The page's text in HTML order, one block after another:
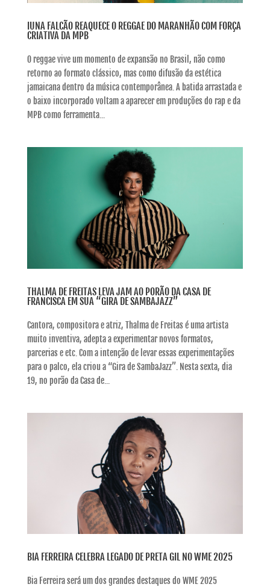
IUNA FALCÃO REAQUECE O REGGAE DO MARANHÃO COM FORÇA
CRIATIVA DA MPB
O reggae vive um momento de expansão no Brasil, não como
retorno ao formato clássico, mas como difusão da estética
jamaicana dentro da música contemporânea. A batida arrastada e
o baixo incorporado voltam a aparecer em produções do rap e da
MPB como ferramenta...
THALMA DE FREITAS LEVA JAM AO PORÃO DA CASA DE
FRANCISCA EM SUA “GIRA DE SAMBAJAZZ”
Cantora, compositora e atriz, Thalma de Freitas é uma artista
muito inventiva, adepta a experimentar novos formatos,
parcerias e etc. Com a intenção de levar essas experimentações
para o palco, ela criou a “Gira de SambaJazz”. Nesta sexta, dia
19, no porão da Casa de...
BIA FERREIRA CELEBRA LEGADO DE PRETA GIL NO WME 2025
Bia Ferreira será um dos grandes destaques do WME 2025